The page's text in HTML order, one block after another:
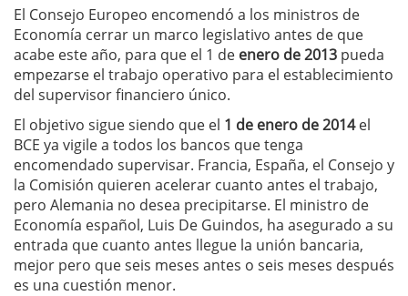
El Consejo Europeo encomendó a los ministros de
Economía cerrar un marco legislativo antes de que
acabe este año, para que el 1 de enero de 2013 pueda
empezarse el trabajo operativo para el establecimiento
del supervisor financiero único.
El objetivo sigue siendo que el 1 de enero de 2014el
BCE ya vigile a todos los bancos que tenga
encomendado supervisar. Francia, España, el Consejo y
la Comisión quieren acelerar cuanto antes el trabajo,
pero Alemania no desea precipitarse. El ministro de
Economía español, Luis De Guindos, ha asegurado a su
entrada que cuanto antes llegue la unión bancaria,
mejor pero que seis meses antes o seis meses después
es una cuestión menor.